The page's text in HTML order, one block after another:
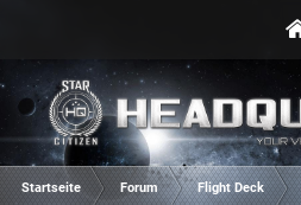
Startseite Forum Flight Deck